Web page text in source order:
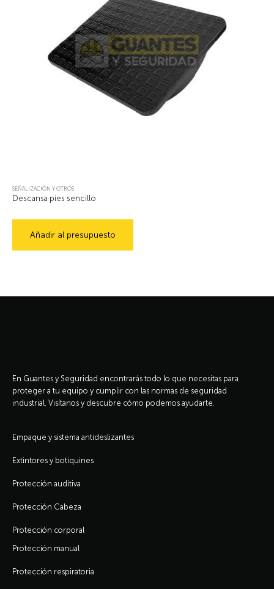
SEÑALIZACIÓN Y OTROS
Descansa pies sencillo
Añadir al presupuesto
En Guantes y Seguridad encontrarás todo lo que necesitas para
proteger a tu equipo y cumplir con las normas de seguridad
industrial. Visítanos y descubre cómo podemos ayudarte.
Empaque y sistema antideslizantes
Extintores y botiquines
Protección auditiva
Protección Cabeza
Protección corporal
Protección manual
Protección respiratoria